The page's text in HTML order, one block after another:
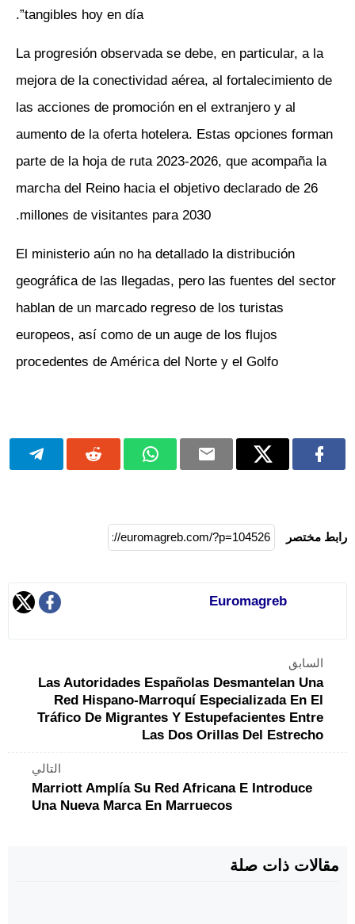
tangibles hoy en día”.
La progresión observada se debe, en particular, a la
mejora de la conectividad aérea, al fortalecimiento de
las acciones de promoción en el extranjero y al
aumento de la oferta hotelera. Estas opciones forman
parte de la hoja de ruta 2023-2026, que acompaña la
marcha del Reino hacia el objetivo declarado de 26
millones de visitantes para 2030.
El ministerio aún no ha detallado la distribución
geográfica de las llegadas, pero las fuentes del sector
hablan de un marcado regreso de los turistas
europeos, así como de un auge de los flujos
procedentes de América del Norte y el Golfo
رابط مختصر
Euromagreb
السابق
Las Autoridades Españolas Desmantelan Una
Red Hispano-Marroquí Especializada En El
Tráfico De Migrantes Y Estupefacientes Entre
Las Dos Orillas Del Estrecho
التالي
Marriott Amplía Su Red Africana E Introduce
Una Nueva Marca En Marruecos
مقالات ذات صلة